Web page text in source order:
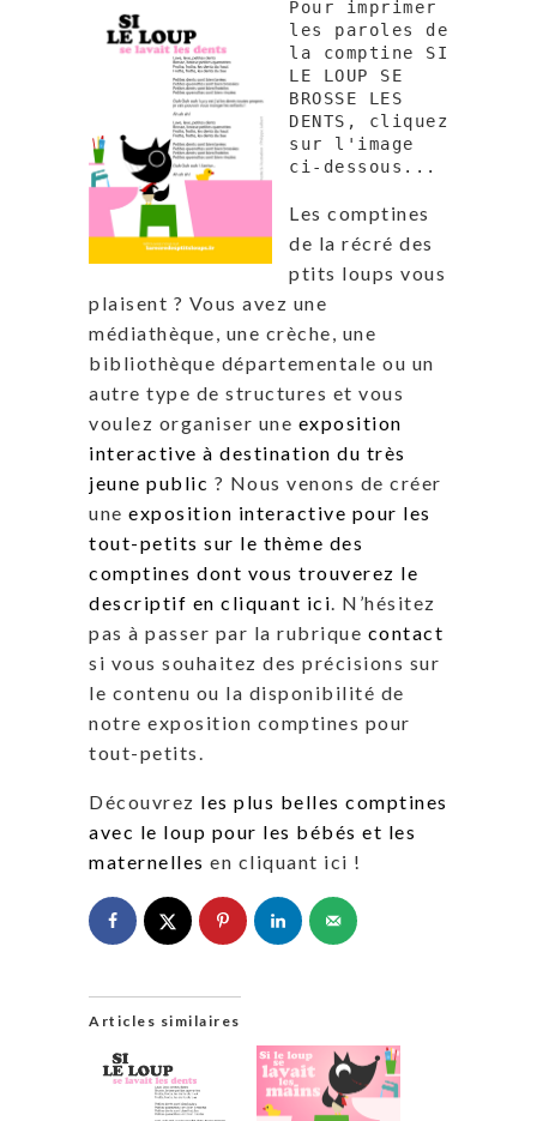
Pour imprimer
les paroles de
la comptine SI
LE LOUP SE
BROSSE LES
DENTS, cliquez
sur l'image
ci-dessous...
Les comptines
de la récré des
ptits loups vous
plaisent ? Vous avez une
médiathèque, une crèche, une
bibliothèque départementale ou un
autre type de structures et vous
voulez organiser une exposition
interactive à destination du très
jeune public ? Nous venons de créer
une exposition interactive pour les
tout-petits sur le thème des
comptines dont vous trouverez le
descriptif en cliquant ici . N’hésitez
pas à passer par la rubrique contact
si vous souhaitez des précisions sur
le contenu ou la disponibilité de
notre exposition comptines pour
tout-petits.
Découvrez les plus belles comptines
avec le loup pour les bébés et les
maternelles en cliquant ici !
Articles similaires